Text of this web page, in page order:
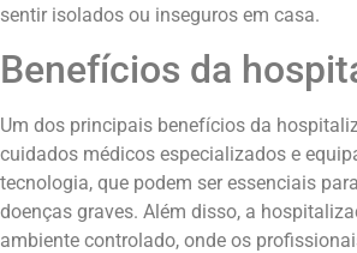
sentir isolados ou inseguros em casa.
Benefícios da
Um dos principais benefícios da
cuidados médicos especializados e
tecnologia, que podem ser essenciais
doenças graves. Além disso, a
ambiente controlado, onde os